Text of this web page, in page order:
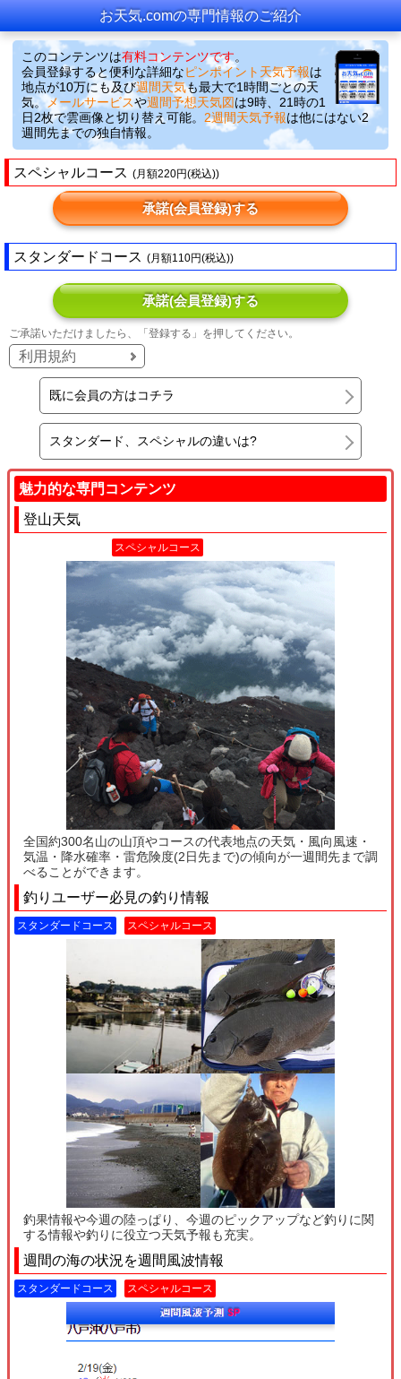
お天気.comの専門情報のご紹介
このコンテンツは有料コンテンツです。
会員登録すると便利な詳細なピンポイント天気予報は
地点が10万にも及び週間天気も最大で1時間ごとの天
気。 メールサービスや週間予想天気図は9時、21時の1
日2枚で雲画像と切り替え可能。 2週間天気予報は他にはない2
週間先までの独自情報。
スペシャルコース (月額220円(税込))
承諾(会員登録)する
スタンダードコース (月額110円(税込))
承諾(会員登録)する
ご承諾いただけましたら、「登録する」を押してください。
利用規約
既に会員の方はコチラ
スタンダード、スペシャルの違いは?
魅力的な専門コンテンツ
登山天気
スペシャルコース
全国約300名山の山頂やコースの代表地点の天気・風向風速・
気温・降水確率・雷危険度(2日先まで)の傾向が一週間先まで調
べることができます。
釣りユーザー必見の釣り情報
スタンダードコース スペシャルコース
釣果情報や今週の陸っぱり、今週のピックアップなど釣りに関
する情報や釣りに役立つ天気予報も充実。
週間の海の状況を週間風波情報
スタンダードコース スペシャルコース